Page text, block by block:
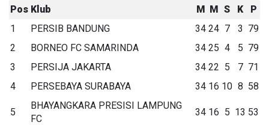
Pos Klub M M S K
P
1
PERSIB BANDUNG 34 24 7 3 79
2
BORNEO FC SAMARINDA 34 25 4 5 79
3
PERSIJA JAKARTA 34 22 5 7 71
4
PERSEBAYA SURABAYA 34 16 10 8 58
5
BHAYANGKARA PRESISI LAMPUNG
FC
34 16 5 13 53